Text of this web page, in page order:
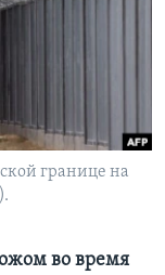
границе на
во время